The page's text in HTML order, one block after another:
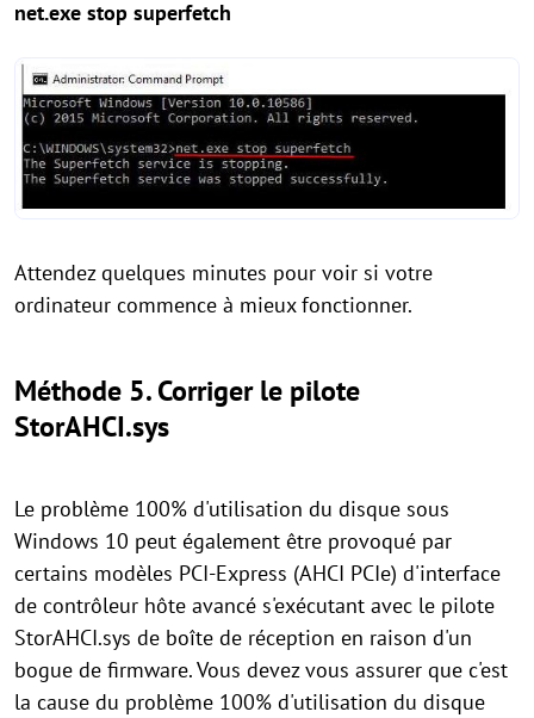
net.exe stop superfetch
Attendez quelques minutes pour voir si votre
ordinateur commence à mieux fonctionner.
Méthode 5. Corriger le pilote
StorAHCI.sys
Le problème 100% d'utilisation du disque sous
Windows 10 peut également être provoqué par
certains modèles PCI-Express (AHCI PCIe) d'interface
de contrôleur hôte avancé s'exécutant avec le pilote
StorAHCI.sys de boîte de réception en raison d'un
bogue de firmware. Vous devez vous assurer que c'est
la cause du problème 100% d'utilisation du disque